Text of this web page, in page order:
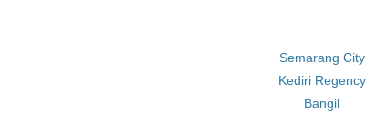
Semarang City
Kediri Regency
Bangil